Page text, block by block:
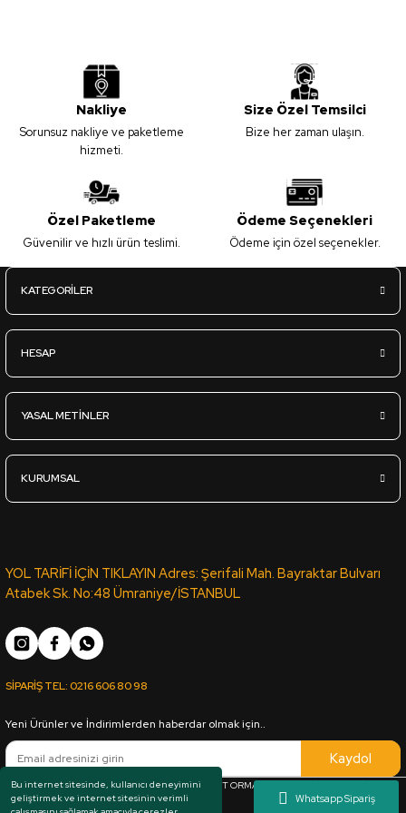
Bu internet sitesinde, kullanıcı deneyimini
geliştirmek ve internet sitesinin verimli
Nakliye
Sorunsuz nakliye ve paketleme
hizmeti.
Size Özel Temsilci
Bize her zaman ulaşın.
Özel Paketleme
Güvenilir ve hızlı ürün teslimi.
Ödeme Seçenekleri
Ödeme için özel seçenekler.
KATEGORİLER
HESAP
YASAL METİNLER
KURUMSAL
YOL TARİFİ İÇİN TIKLAYIN Adres: Şerifali Mah. Bayraktar Bulvarı
Atabek Sk. No:48 Ümraniye/İSTANBUL
SİPARİŞ TEL:0216 606 80 98
Yeni Ürünler ve İndirimlerden haberdar olmak için..
Kaydol
Her hakkı saklıdır. Copyright © 1983 - 2025 ARKUT ORMAN ÜRÜNLERİ SAN. VE TİC. LTD.